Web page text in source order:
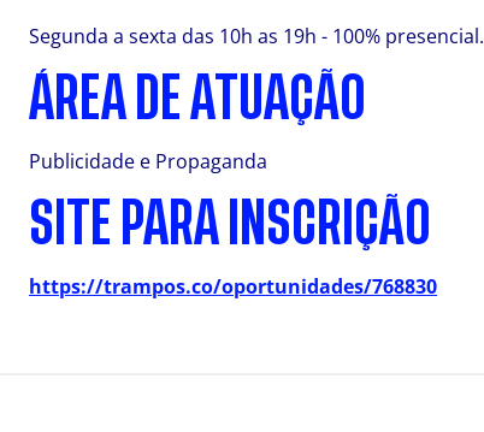
Segunda a sexta das 10h as 19h - 100% presencial.
ÁREA DE ATUAÇÃO
Publicidade e Propaganda
SITE PARA INSCRIÇÃO
https://trampos.co/oportunidades/768830